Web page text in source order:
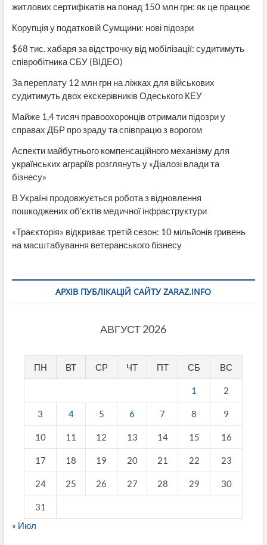
житлових сертифікатів на понад 150 млн грн: як це працює
Корупція у податковій Сумщини: нові підозри
$68 тис. хабаря за відстрочку від мобілізації: судитимуть
співробітника СБУ (ВІДЕО)
За переплату 12 млн грн на ліжках для військових
судитимуть двох екскерівників Одеського КЕУ
Майже 1,4 тисяч правоохоронців отримали підозри у
справах ДБР про зраду та співпрацю з ворогом
Аспекти майбутнього компенсаційного механізму для
українських аграріїв розглянуть у «Діалозі влади та
бізнесу»
В Україні продовжується робота з відновлення
пошкоджених об’єктів медичної інфраструктури
«Траєкторія» відкриває третій сезон: 10 мільйонів гривень
на масштабування ветеранського бізнесу
АРХІВ ПУБЛІКАЦІЙ САЙТУ ZARAZ.INFO
АВГУСТ 2026
ПН ВТ СР ЧТ ПТ СБ ВС
1 2
3 4 5 6 7 8 9
10 11 12 13 14 15 16
17 18 19 20 21 22 23
24 25 26 27 28 29 30
31
« Июл